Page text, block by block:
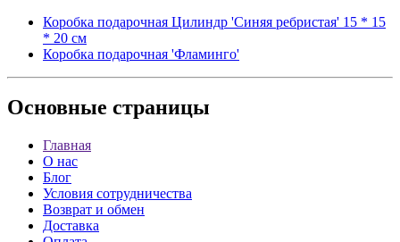
Коробка подарочная Цилиндр 'Синяя ребристая' 15 * 15
* 20 см
Коробка подарочная 'Фламинго'
Основные страницы
Главная
О нас
Блог
Условия сотрудничества
Возврат и обмен
Доставка